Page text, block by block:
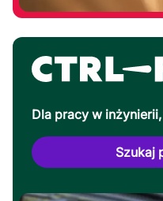
Dla pracy w
Szukaj